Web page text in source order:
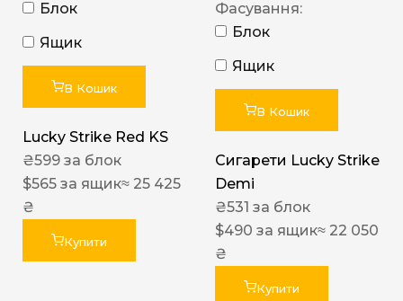
Блок
Ящик
В Кошик
Lucky Strike Red KS
₴599 за блок
$565 за ящик≈ 25 425
₴
Купити
Фасування:
Блок
Ящик
В Кошик
Сигарети Lucky Strike
Demi
₴531 за блок
$490 за ящик≈ 22 050
₴
Купити